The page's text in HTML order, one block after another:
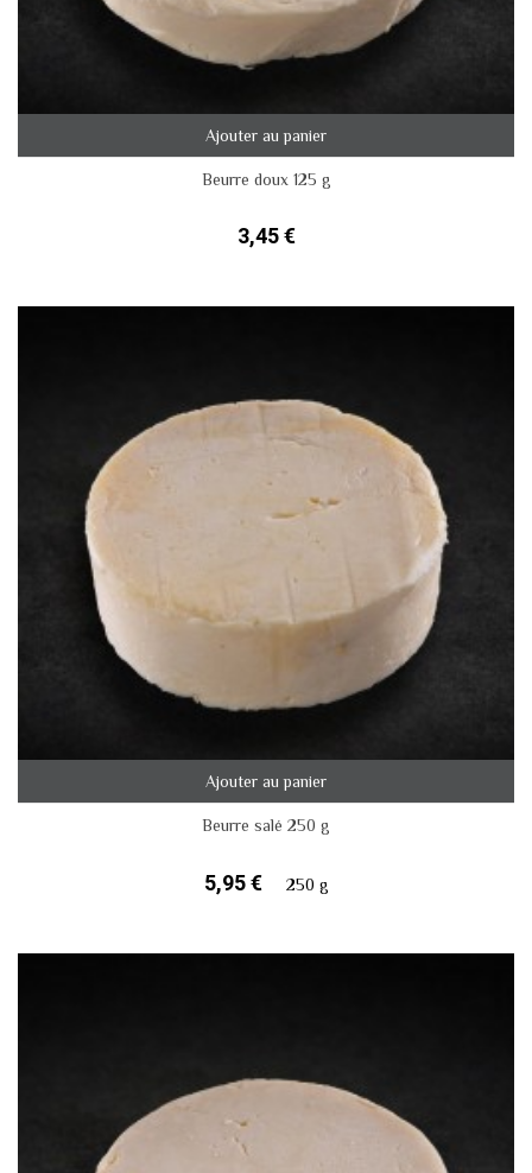
Ajouter au panier
Beurre doux 125 g
3,45 €
Ajouter au panier
Beurre salé 250 g
5,95 € 250 g